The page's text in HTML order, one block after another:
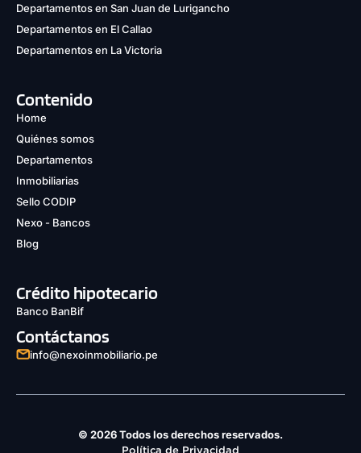
Departamentos en San Juan de Lurigancho
Departamentos en El Callao
Departamentos en La Victoria
Contenido
Home
Quiénes somos
Departamentos
Inmobiliarias
Sello CODIP
Nexo - Bancos
Blog
Crédito hipotecario
Banco BanBif
Contáctanos
info@nexoinmobiliario.pe
© 2026 Todos los derechos reservados.
Política de Privacidad